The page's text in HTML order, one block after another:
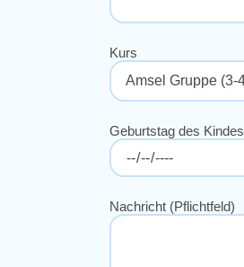
Kurs
Geburtstag des Kindes
Nachricht (Pflichtfeld)